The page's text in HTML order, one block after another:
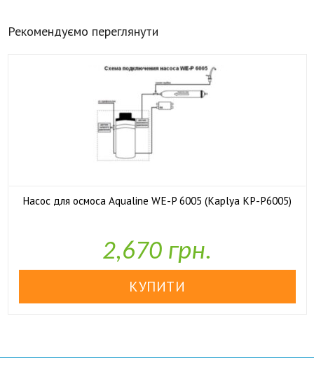
Рекомендуємо переглянути
Насос для осмоса Aqualine WE-P 6005 (Kaplya KP-P6005)
2,670 грн.